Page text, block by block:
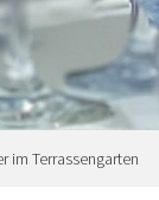
im Terrassengarten